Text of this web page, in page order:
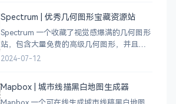
Spectrum | 优秀几何图形宝藏资源站
Spectrum 一个收藏了视觉感爆满的几何图形
站，包含大量免费的高级几何图形，并且每
周都会更新 100 个几何图案，不断的完善能
2024-07-12
Mapbox | 城市线描黑白地图生成器